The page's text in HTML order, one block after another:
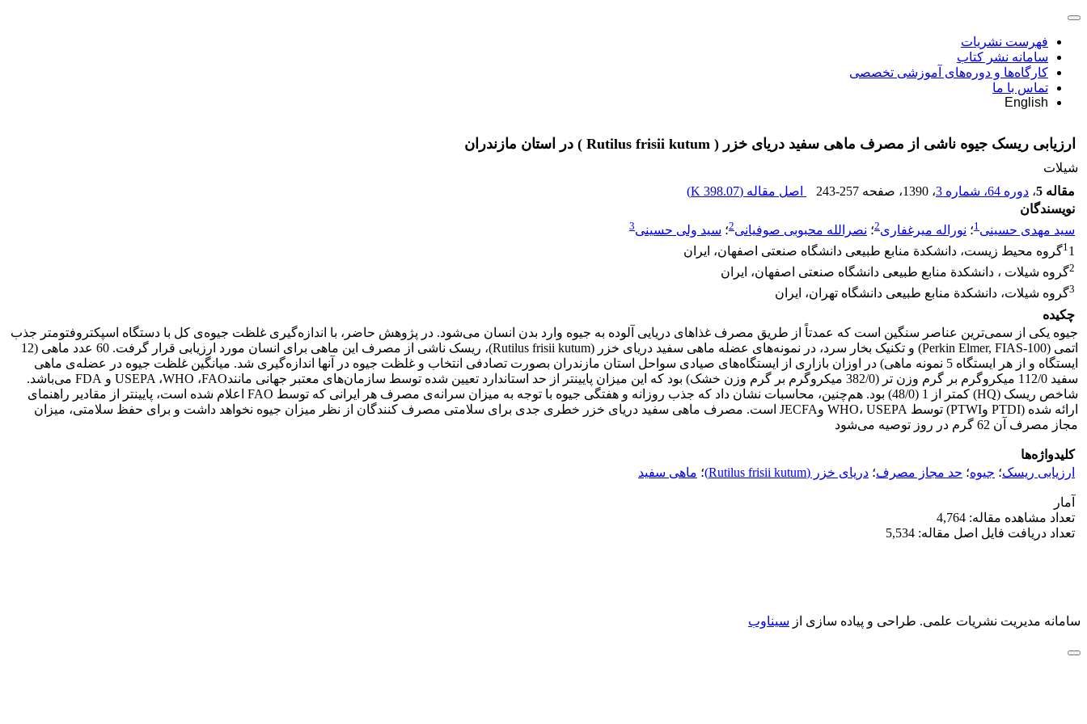
فهرست نشریات
سامانه نشر کتاب
کارگاه‌ها و دوره‌های آموزشی تخصصی
تماس با ما
English
ارزیابی ریسک جیوه ناشی از مصرف ماهی سفید دریای خزر ( Rutilus frisii kutum ) در استان مازندران
شیلات
مقاله 5
، دوره 64، شماره 3 ، 1390 ، صفحه 243-257 اصل مقاله (398.07 K
)
نویسندگان
سید مهدی حسینی1؛ نوراله میرغفاری2؛ نصرالله محبوبی صوفیانی2؛ سید ولی حسینی3
11گروه محیط زیست، دانشکدة منابع طبیعی دانشگاه صنعتی اصفهان، ایران
2گروه شیلات ، دانشکدة منابع طبیعی دانشگاه صنعتی اصفهان، ایران
3گروه شیلات، دانشکدة منابع طبیعی دانشگاه تهران، ایران
چکیده
جیوه یکی از سمی‌ترین عناصر سنگین است که عمدتاً از طریق مصرف غذاهای دریایی آلوده به جیوه وارد بدن انسان می‌شود. در پژوهش حاضر، با اندازه‌گیری غلظت جیوه‌ی کل با دستگاه اسپکتروفتومتر جذب
اتمی (Perkin Elmer, FIAS-100) و تکنیک بخار سرد، در نمونه‌های عضله ماهی سفید دریای خزر (Rutilus frisii kutum)، ریسک ناشی از مصرف این ماهی برای انسان مورد ارزیابی قرار گرفت. 60 عدد ماهی (12
ایستگاه و از هر ایستگاه 5 نمونه‌ ماهی) در اوزان بازاری از ایستگاه‌های صیادی سواحل استان مازندران بصورت تصادفی انتخاب و غلظت جیوه در آنها اندازه‌گیری شد. میانگین غلظت جیوه‌ در عضله‌ی ماهی
سفید 112/0 میکروگرم بر گرم وزن تر (382/0 میکروگرم بر گرم وزن خشک) بود که این میزان پایینتر از حد استاندارد تعیین شده توسط سازمان‌های معتبر جهانی مانندUSEPA ،WHO ،FAO و FDA می‌باشد.
شاخص ریسک (HQ) کمتر از 1 (48/0) بود. هم‌چنین، محاسبات نشان داد که جذب روزانه‌ و هفتگی جیوه با توجه به میزان سرانه‌ی مصرف هر ایرانی که توسط FAO اعلام شده است، پایینتر از مقادیر راهنمای
ارائه شده (PTDI وPTWI) توسط WHO، USEPA وJECFA است. مصرف ماهی سفید دریای خزر خطری جدی برای سلامتی مصرف کنندگان از نظر میزان جیوه نخواهد داشت و برای حفظ سلامتی، میزان
مجاز مصرف آن 62 گرم در روز توصیه می‌شود
کلیدواژه‌ها
ارزیابی ریسک؛ جیوه؛ حد مجاز مصرف؛ دریای خزر (Rutilus frisii kutum) ؛ ماهی سفید
آمار
تعداد مشاهده مقاله: 4,764
تعداد دریافت فایل اصل مقاله: 5,534
سامانه مدیریت نشریات علمی. طراحی و پیاده سازی از سیناوب